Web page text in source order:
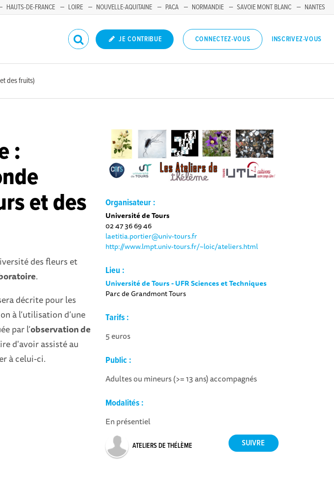
HAUTS-DE-FRANCE LOIRE NOUVELLE-AQUITAINE PACA NORMANDIE SAVOIE MONT BLANC
NANTES
JE CONTRIBUE CONNECTEZ-VOUS INSCRIVEZ-VOUS
des fruits)
:
et des
des fleurs et
.
décrite pour les
à l’utilisation d’une
par l’observation de
d'avoir assisté au
à celui-ci.
Organisateur :
Université de Tours
02 47 36 69 46
laetitia.portier@univ-tours.fr
http://www.lmpt.univ-tours.fr/~loic/ateliers.html
Lieu :
Université de Tours - UFR Sciences et Techniques
Parc de Grandmont Tours
Tarifs :
5 euros
Public :
Adultes ou mineurs (>= 13 ans) accompagnés
Modalités :
En présentiel
ATELIERS DE THÉLÈME